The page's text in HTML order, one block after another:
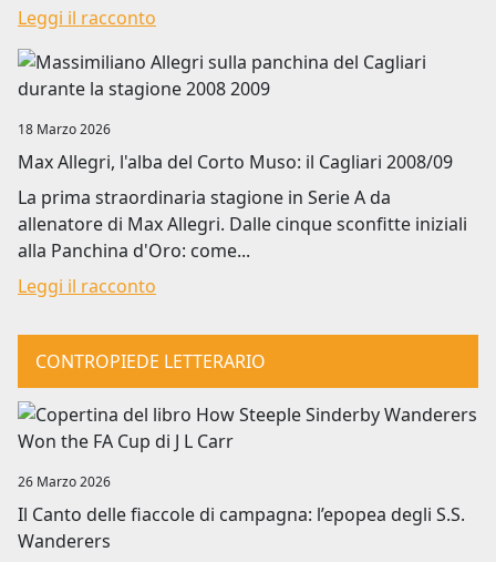
Leggi il racconto
Image
18 Marzo 2026
Max Allegri, l'alba del Corto Muso: il Cagliari 2008/09
La prima straordinaria stagione in Serie A da
allenatore di Max Allegri. Dalle cinque sconfitte iniziali
alla Panchina d'Oro: come...
Leggi il racconto
CONTROPIEDE LETTERARIO
Image
26 Marzo 2026
Il Canto delle fiaccole di campagna: l’epopea degli S.S.
Wanderers